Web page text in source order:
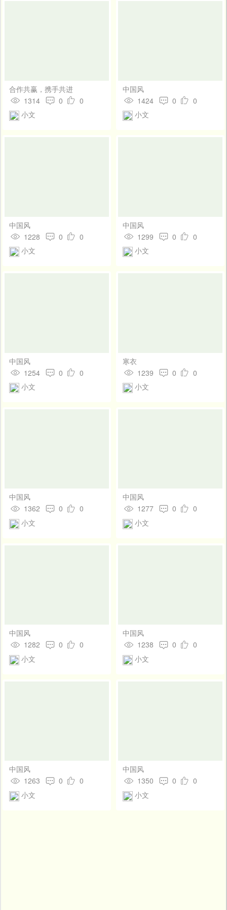
合作共赢，携手共进
1314
0
0
小文
中国风
1424
0
0
小文
中国风
1228
0
0
小文
中国风
1299
0
0
小文
中国风
1254
0
0
小文
寒衣
1239
0
0
小文
中国风
1362
0
0
小文
中国风
1277
0
0
小文
中国风
1282
0
0
小文
中国风
1238
0
0
小文
中国风
1263
0
0
小文
中国风
1350
0
0
小文